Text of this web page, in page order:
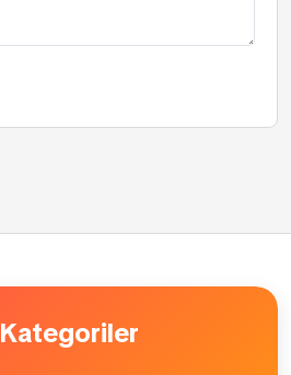
Kategoriler